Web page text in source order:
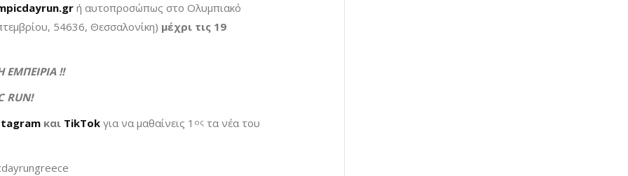
ή αυτοπροσώπως στο Ολυμπιακό
54636, Θεσσαλονίκη) μέχρι τις 19
!!
RUN!
και TikTok για να μαθαίνεις 1 ος τα νέα του